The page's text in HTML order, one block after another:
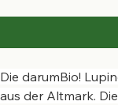
Die darumBio!
aus der Altmark.